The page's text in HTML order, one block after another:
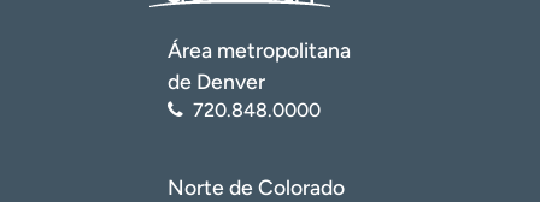
Área metropolitana
de Denver
720.848.0000
Norte de Colorado